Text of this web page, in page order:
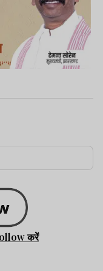
हजारों
करें